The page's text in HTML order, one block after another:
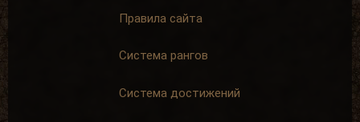
Правила сайта
Система рангов
Система достижений